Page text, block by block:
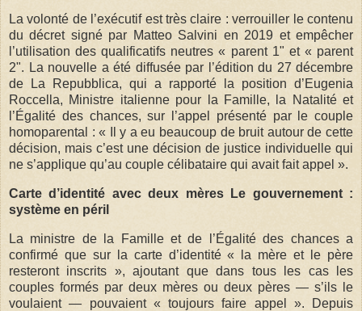
La volonté de l’exécutif est très claire : verrouiller le contenu
du décret signé par Matteo Salvini en 2019 et empêcher
l’utilisation des qualificatifs neutres « parent 1" et « parent
2". La nouvelle a été diffusée par l’édition du 27 décembre
de La Repubblica, qui a rapporté la position d’Eugenia
Roccella, Ministre italienne pour la Famille, la Natalité et
l’Égalité des chances, sur l’appel présenté par le couple
homoparental : « Il y a eu beaucoup de bruit autour de cette
décision, mais c’est une décision de justice individuelle qui
ne s’applique qu’au couple célibataire qui avait fait appel ».
Carte d’identité avec deux mères Le gouvernement :
système en péril
La ministre de la Famille et de l’Égalité des chances a
confirmé que sur la carte d’identité « la mère et le père
resteront inscrits », ajoutant que dans tous les cas les
couples formés par deux mères ou deux pères — s’ils le
voulaient — pouvaient « toujours faire appel ». Depuis